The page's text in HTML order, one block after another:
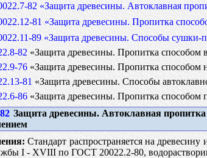
82 «Защита древесины. Автоклавная
81 «Защита древесины. Пропитка
89 «Защита древесины. Способы сушки-
82 «Защита древесины. Пропитка способом
76«Защита древесины. Пропитка способом
81 «Защита древесины. Способы
86«Защита древесины. Пропитка способом
Защита древесины. Автоклавная
Стандарт распространяется на
I - XVIII по ГОСТ 20022.2-80,